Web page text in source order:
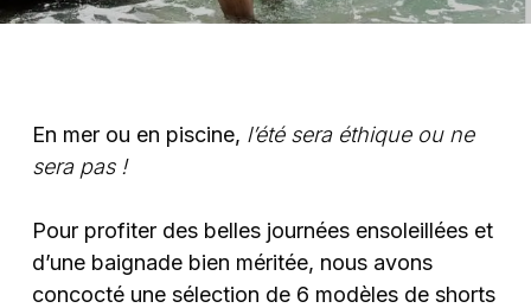
En mer ou en piscine, l’été sera éthique ou ne
sera pas !
Pour profiter des belles journées ensoleillées et
d’une baignade bien méritée, nous avons
concocté une sélection de 6 modèles de shorts